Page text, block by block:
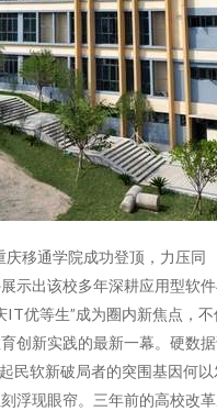
移通学院成功登顶，力压同
示出该校多年深耕应用型软
IT优等生”成为圈内新焦点，不
创新实践的最新一幕。硬数
民软新破局者的突围基因何以
浮现眼帘。三年前的高校改